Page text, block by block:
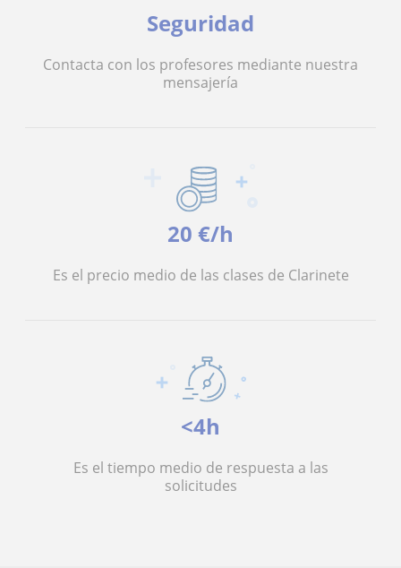
Seguridad
Contacta con los profesores mediante nuestra
mensajería
20 €/h
Es el precio medio de las clases de Clarinete
<4h
Es el tiempo medio de respuesta a las
solicitudes